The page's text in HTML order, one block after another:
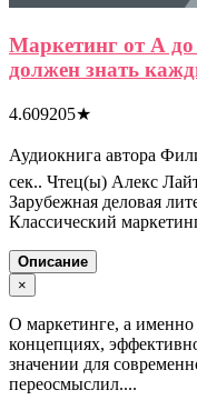
Маркетинг от А
должен знать
4.609205★
Аудиокнига автора
сек.. Чтец(ы) Алекс
Зарубежная деловая
Классический
Описание
×
О маркетинге, а
концепциях,
значении для
переосмыслил....